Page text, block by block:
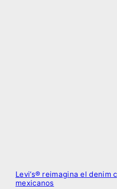
Levi’s® reimagina el denim
mexicanos